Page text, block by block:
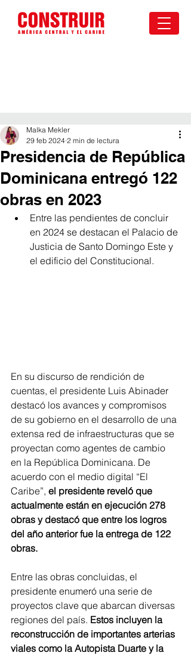
Presidencia de República
Dominicana entregó 122
obras en 2023
Malka Mekler
29 feb 2024 2 min de lectura
Entre las pendientes de concluir
en 2024 se destacan el Palacio de
Justicia de Santo Domingo Este y
el edificio del Constitucional.
En su discurso de rendición de
cuentas, el presidente Luis Abinader
destacó los avances y compromisos
de su gobierno en el desarrollo de una
extensa red de infraestructuras que se
proyectan como agentes de cambio
en la República Dominicana. De
acuerdo con el medio digital “El
Caribe”, el presidente reveló que
actualmente están en ejecución 278
obras y destacó que entre los logros
del año anterior fue la entrega de 122
obras.
Entre las obras concluidas, el
presidente enumeró una serie de
proyectos clave que abarcan diversas
regiones del país. Estos incluyen la
reconstrucción de importantes arterias
viales como la Autopista Duarte y la